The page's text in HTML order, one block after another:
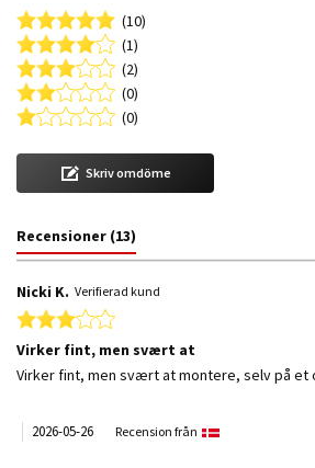
(10)
(1)
(2)
(0)
(0)
Skriv omdöme
Recensioner (13)
Nicki K. Verifierad kund
3.0 star rating
Virker fint, men svært at
Review by Nicki K. on 26 May 2026
review stating Virker fint, men svært at
Virker fint, men svært at montere, selv på et
2026-05-26 Recension från